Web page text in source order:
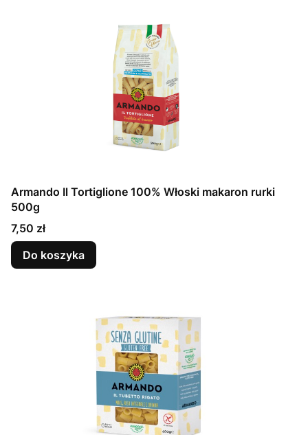
Armando Il Tortiglione 100% Włoski makaron rurki
500g
Cena
7,50 zł
Do koszyka